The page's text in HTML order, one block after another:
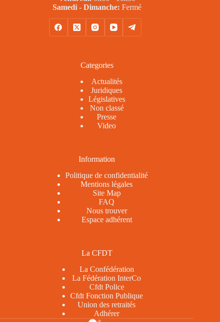
Samedi - Dimanche: Fermé
Categories
Actualités
Juridiques
Législatives
Non classé
Presse
Video
Information
Politique de confidentialité
Mentions légales
Site Map
FAQ
Nous trouver
Espace adhérent
La CFDT
La Confédération
La Fédération InterCo
Cfdt Police
Cfdt Fonction Publique
Union des retraités
Adhérer